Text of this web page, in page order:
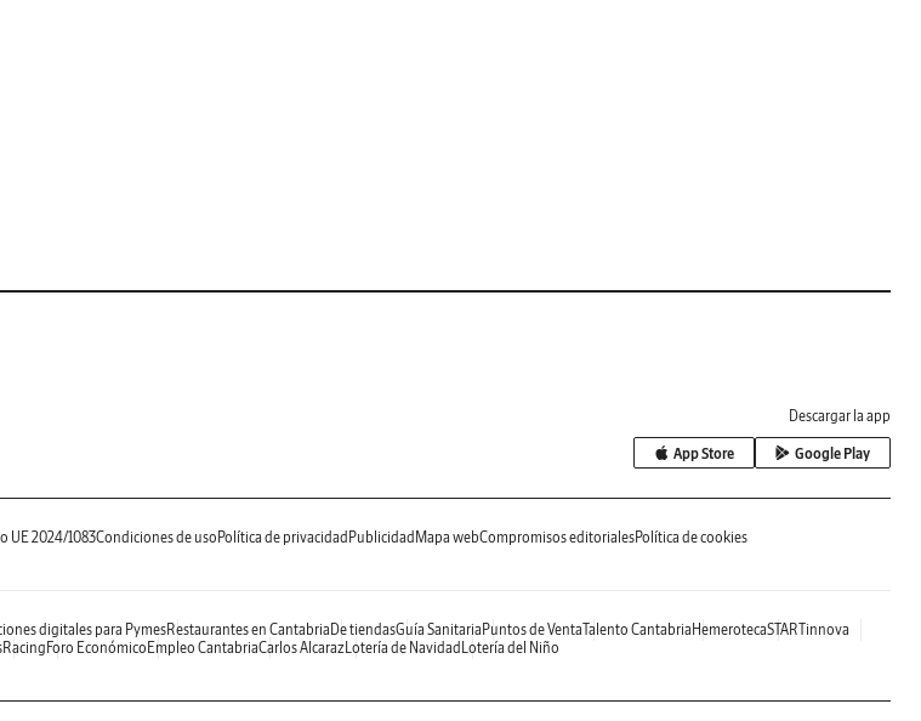
Descargar la app
App Store Google Play
UE 2024/1083Condiciones de uso Política de privacidad Publicidad Mapa webCompromisos editorialesPolítica de cookies
digitales para PymesRestaurantes en Cantabria De tiendasGuía Sanitaria Puntos de VentaTalento Cantabria HemerotecaSTARTinnova
Racing Foro Económico Empleo CantabriaCarlos AlcarazLotería de Navidad Lotería del Niño